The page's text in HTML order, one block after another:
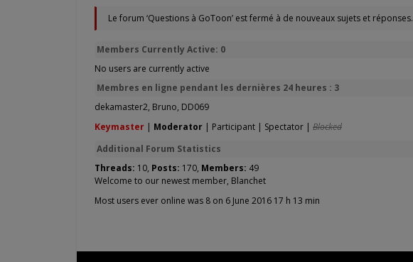
Le forum ‘Questions à GoToon’ est fermé à de nouveaux sujets et réponses.
Members Currently Active: 0
No users are currently active
Membres en ligne pendant les dernières 24 heures : 3
dekamaster2, Bruno, DD069
Keymaster | Moderator | Participant | Spectator | Blocked
Additional Forum Statistics
Threads: 10, Posts: 170, Members: 49
Welcome to our newest member, Blanchet
Most users ever online was 8 on 6 June 2016 17 h 13 min